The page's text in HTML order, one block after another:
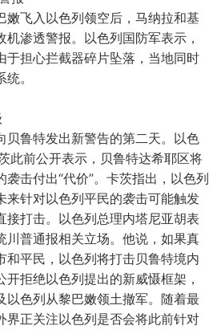
嫩飞入以色列领空后，马纳拉和基
渗透警报。以色列国防军表示，
于担心拦截器碎片坠落，当地同时
。
贝鲁特发出新警告的第二天。以色
此前公开表示，贝鲁特达希耶区将
击付出“代价”。卡茨指出，以色列
来针对以色列平民的袭击可能触发
接打击。以色列总理内塔尼亚胡表
川普通报相关立场。他说，如果真
和平民，以色列将打击贝鲁特境内
拒绝以色列提出的新威慑框架，
以色列从黎巴嫩领土撤军。随着最
界正关注以色列是否会将此前针对